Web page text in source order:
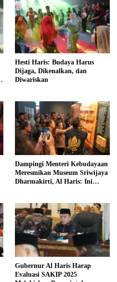
Hesti Haris: Budaya Harus
Dijaga, Dikenalkan, dan
Diwariskan
Dampingi Menteri Kebudayaan
Meresmikan Museum Sriwijaya
Dharmakirti, Al Haris: Ini
Gubernur Al Haris Harap
Evaluasi SAKIP 2025